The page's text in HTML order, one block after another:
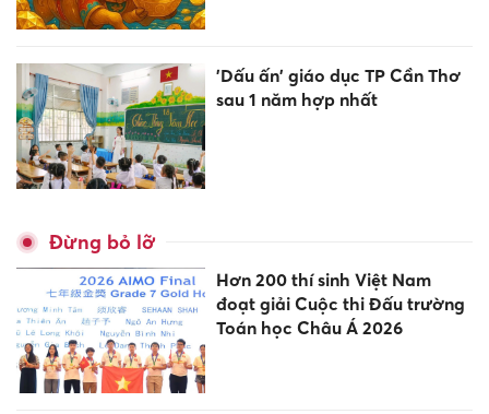
'Dấu ấn' giáo dục TP Cần Thơ
sau 1 năm hợp nhất
Đừng bỏ lỡ
Hơn 200 thí sinh Việt Nam
đoạt giải Cuộc thi Đấu trường
Toán học Châu Á 2026